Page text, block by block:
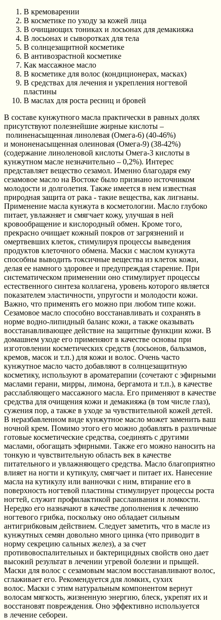
В кремоварении
В косметике по уходу за кожей лица
В очищающих тониках и лосьонах для демакияжа
В лосьонах и сыворотках для тела
В солнцезащитной косметике
В антивозрастной косметике
Как массажное масло
В косметике для волос (кондиционерах, масках)
В средствах для лечения и укрепления ногтевой
пластины
В маслах для роста ресниц и бровей
В составе кунжутного масла практически в равных долях
присутствуют полезнейшие жирные кислоты –
полиненасыщенная линолевая (Омега-6) (40-46%)
и мононенасыщенная олеиновая (Омега-9) (38-42%)
(содержание линоленовой кислоты Омега-3 кислоты в
кунжутном масле незначительно – 0,2%). Интерес
представляет вещество сезамол. Именно благодаря ему
сезамовое масло на Востоке было признано источником
молодости и долголетия. Также имеется в нем известная
природная защита от рака - такие вещества, как лигнаны.
Применение масла кунжута в косметологии. Масло глубоко
питает, увлажняет и смягчает кожу, улучшая в ней
кровообращение и кислородный обмен. Кроме того,
прекрасно очищает кожный покров от загрязнений и
омертвевших клеток, стимулируя процессы выведения
продуктов клеточного обмена. Маски с маслом кунжута
способны выводить токсичные вещества из клеток кожи,
делая ее намного здоровее и предупреждая старение. При
систематическом применении оно стимулирует процессы
естественного синтеза коллагена, уровень которого является
показателем эластичности, упругости и молодости кожи.
Важно, что применять его можно при любом типе кожи.
Сезамовое масло способно восстанавливать и сохранять в
норме водно-липидный баланс кожи, а также оказывать
восстанавливающее действие на защитные функции кожи. В
домашнем уходе его применяют в качестве основы при
изготовлении косметических средств (лосьонов, бальзамов,
кремов, масок и т.п.) для кожи и волос. Очень часто
кунжутное масло часто добавляют в солнцезащитную
косметику, используют в ароматерапии (сочетают с эфирными
маслами герани, мирры, лимона, бергамота и т.п.), в качестве
расслабляющего массажного масла. Его применяют в качестве
средства для очищения кожи и демакияжа (в том числе глаз),
сужения пор, а также в уходе за чувствительной кожей детей.
В неразбавленном виде кунжутное масло может заменить ваш
ночной крем. Помимо этого его можно добавлять в различные
готовые косметические средства, соединять с другими
маслами, обогащать эфирными. Также его можно наносить на
тонкую и чувствительную область век в качестве
питательного и увлажняющего средства. Масло благоприятно
влияет на ногти и кутикулу, смягчает и питает их. Нанесение
масла на кутикулу или ванночки с ним, втирание его в
поверхность ногтевой пластины стимулирует процессы роста
ногтей, служит профилактикой расслаивания и ломкости.
Нередко его назначают в качестве дополнения к лечению
ногтевого грибка, поскольку оно обладает сильным
антигрибковым действием. Следует заметить, что в масле из
кунжутных семян довольно много цинка (что приводит в
норму секрецию сальных желез), а за счет
противовоспалительных и бактерицидных свойств оно дает
высокий результат в лечении угревой болезни и прыщей.
Маски для волос с сезамовым маслом восстанавливают волос,
сглаживает его. Рекомендуется для ломких, сухих
волос. Маски с этим натуральным компонентом вернут
волосам мягкость, жизненную энергию, блеск, укрепят их и
восстановят повреждения. Оно эффективно используется
в лечение себореи.